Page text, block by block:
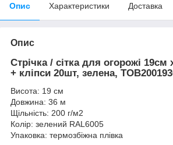
Опис Характеристики Доставка
Опис
Стрічка / сітка для огорожі
+ кліпси 20шт, зелена,
Висота: 19 см
Довжина: 36 м
Щільність: 200 г/м2
Колір: зелений RAL6005
Упаковка: термозбіжна плівка